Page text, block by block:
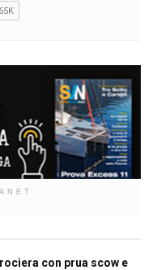
con prua scow e